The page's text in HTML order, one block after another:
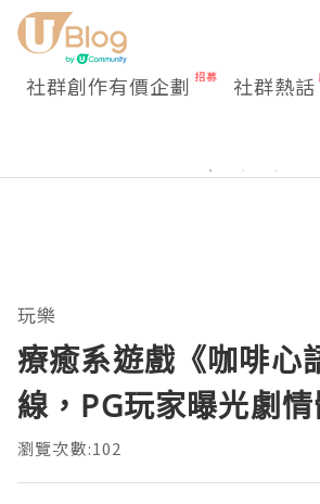
社群創作有價企劃 社群熱話
玩樂
療癒系遊戲《咖啡心
線，PG玩家曝光劇
瀏覽次數:102